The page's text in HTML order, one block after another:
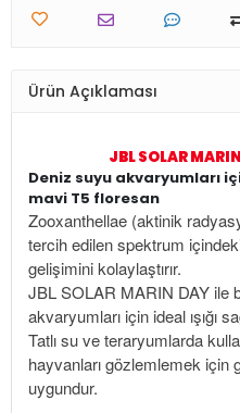
Ürün Açıklaması
JBL SOLAR
Deniz suyu akvaryumları
mavi T5 floresan
Zooxanthellae (aktinik
tercih edilen spektrum
gelişimini kolaylaştırır.
JBL SOLAR MARIN DAY ile
akvaryumları için ideal ışığı
Tatlı su ve teraryumlarda
hayvanları gözlemlemek için
uygundur.